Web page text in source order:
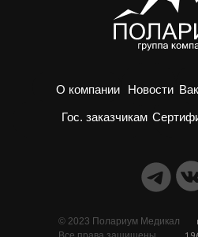
О компании
© 2023 Полариум Медикал
Новости
Гос. заказчикам